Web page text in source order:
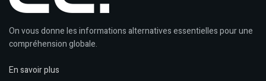
On vous donne les informations alternatives essentielles pour une
compréhension globale.
En savoir plus